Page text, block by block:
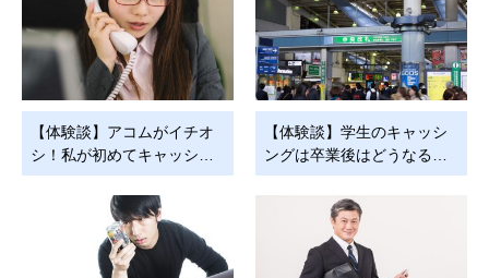
【体験談】アコムがイチオ
シ！私が初めてキャッシ…
【体験談】学生のキャッシ
ングは卒業後はどうなる…